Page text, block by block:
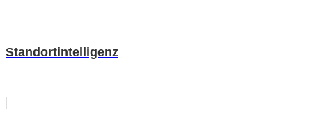
Standortintelligenz